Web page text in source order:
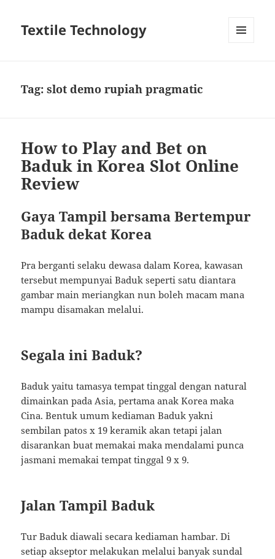
Textile Technology
Tag:slot demo rupiah pragmatic
How to Play and Bet on
Baduk in Korea Slot Online
Review
Gaya Tampil bersama Bertempur
Baduk dekat Korea
Pra berganti selaku dewasa dalam Korea, kawasan
tersebut mempunyai Baduk seperti satu diantara
gambar main meriangkan nun boleh macam mana
mampu disamakan melalui.
Segala ini Baduk?
Baduk yaitu tamasya tempat tinggal dengan natural
dimainkan pada Asia, pertama anak Korea maka
Cina. Bentuk umum kediaman Baduk yakni
sembilan patos x 19 keramik akan tetapi jalan
disarankan buat memakai maka mendalami punca
jasmani memakai tempat tinggal 9 x 9.
Jalan Tampil Baduk
Tur Baduk diawali secara kediaman hambar. Di
setiap akseptor melakukan melalui banyak sundal